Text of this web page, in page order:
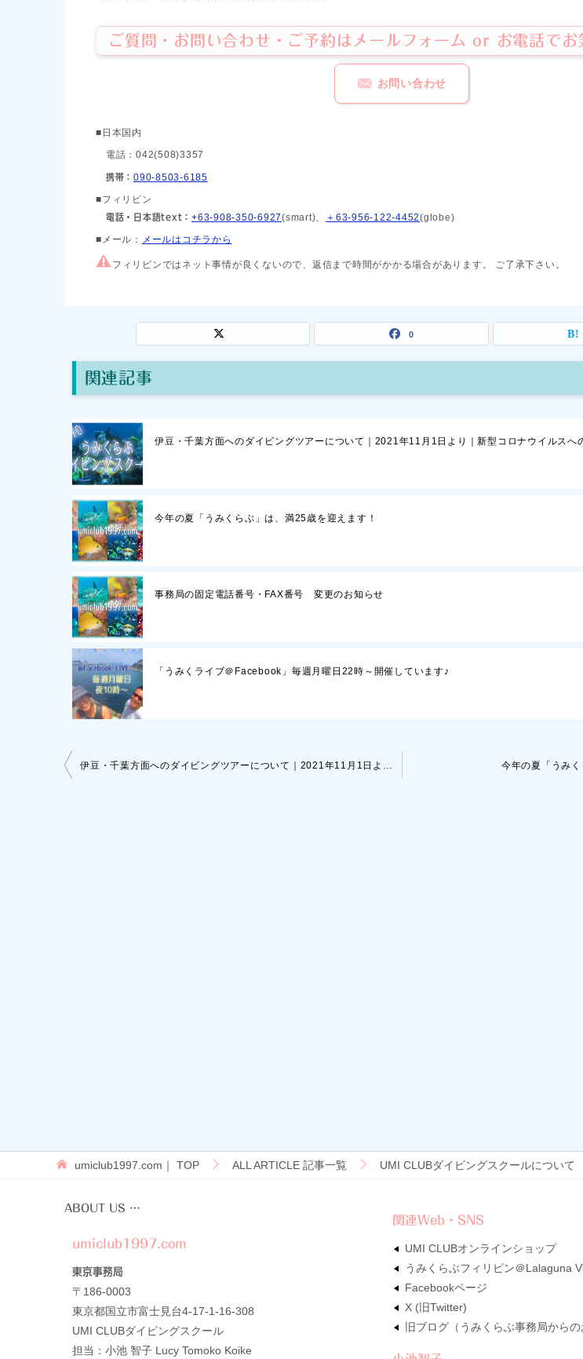
ご質問・お問い合わせ・ご予約はメールフォーム or お電話でお
お問い合わせ
■日本国内
電話：042(508)3357
携帯： 090-8503-6185
■フィリピン
電話・日本語text： +63-908-350-6927(smart)、 ＋63-956-122-4452(globe)
■メール： メールはコチラから
フィリピンではネット事情が良くないので、返信まで時間がかかる場合があります。 ご了承下さい。
0
関連記事
伊豆・千葉方面へのダイビングツアーについて｜2021年11月1日より｜新型コロナウイルスへ
今年の夏「うみくらぶ」は、満25歳を迎えます！
事務局の固定電話番号・FAX番号 変更のお知らせ
「うみくライブ＠Facebook」毎週月曜日22時～開催しています♪
投
伊豆・千葉方面へのダイビングツアーについて｜2021年11月1日より｜新型コロナウイルスへの対応 今年の夏「うみ
umiclub1997.com｜ TOP ALL ARTICLE 記事一覧 UMI CLUBダイビングスクールについて
ABOUT US …
umiclub1997.com
東京事務局
〒186-0003
東京都国立市富士見台4-17-1-16-308
UMI CLUBダイビングスクール
担当：小池 智子 Lucy Tomoko Koike
関連Web・SNS
UMI CLUBオンラインショップ
うみくらぶフィリピン＠Lalaguna
Facebookページ
X (旧Twitter)
旧ブログ（うみくらぶ事務局からの